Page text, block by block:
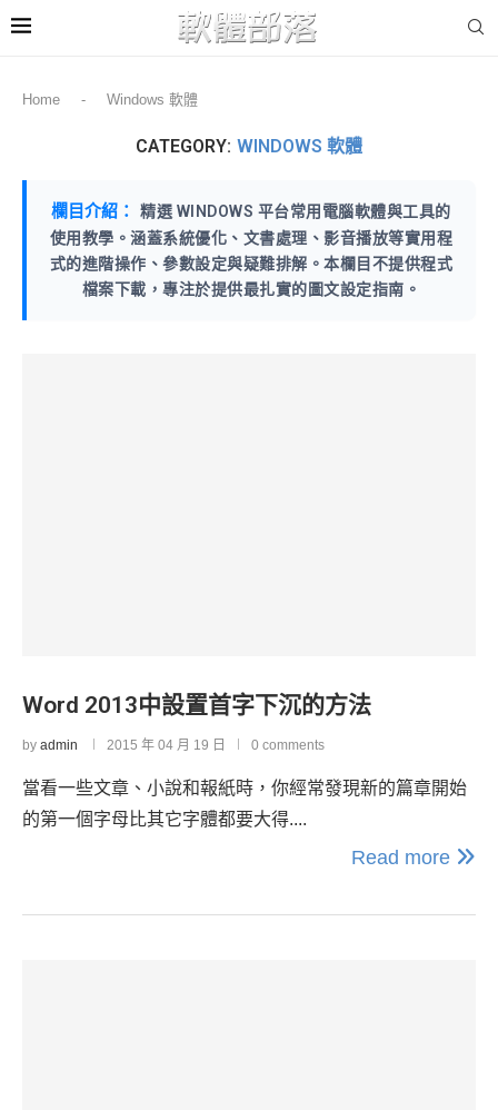
Home - Windows 軟體
CATEGORY: WINDOWS 軟體
欄目介紹：
精選 WINDOWS 平台常用電腦軟體與工具的
使用教學。涵蓋系統優化、文書處理、影音播放等實用程
式的進階操作、參數設定與疑難排解。本欄目不提供程式
檔案下載，專注於提供最扎實的圖文設定指南。
Word 2013中設置首字下沉的方法
by admin 2015 年 04 月 19 日 0 comments
當看一些文章、小說和報紙時，你經常發現新的篇章開始
的第一個字母比其它字體都要大得....
Read more